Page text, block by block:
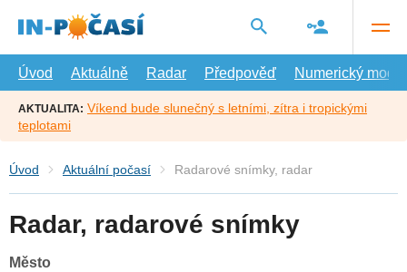
hlavní
Úvod
Aktuálně Radar Předpověď Numerický model
AKTUALITA: Víkend bude slunečný s letními, zítra i tropickými
teplotami
Úvod Aktuální počasí Radarové snímky, radar
Radar, radarové snímky
Město